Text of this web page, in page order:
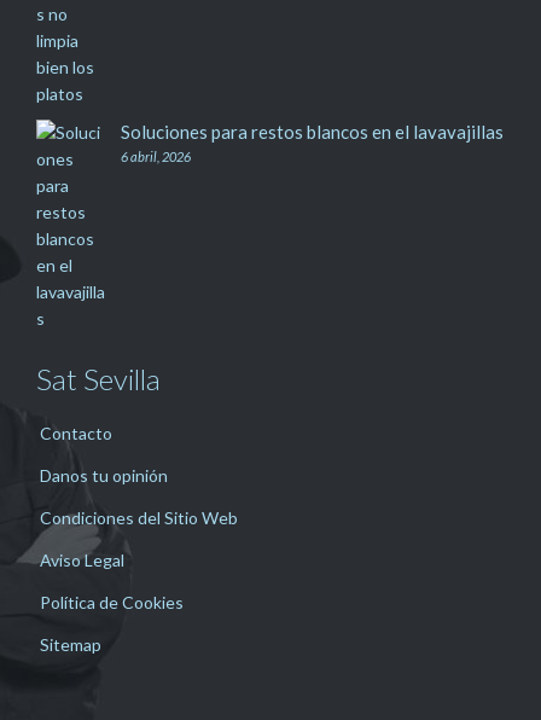
Soluciones para restos blancos en el lavavajillas
6 abril, 2026
Sat Sevilla
Contacto
Danos tu opinión
Condiciones del Sitio Web
Aviso Legal
Política de Cookies
Sitemap